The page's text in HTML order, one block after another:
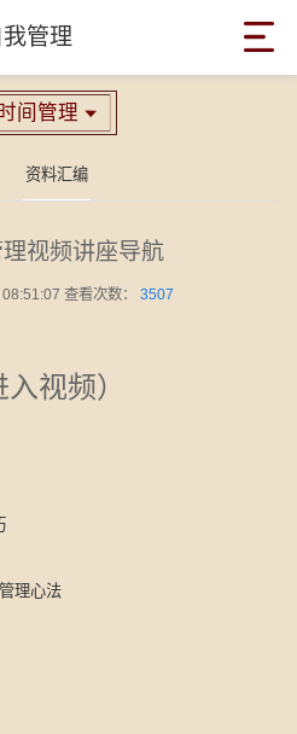
我管理
间管理 
资料汇编
视频讲座导航
查看次数： 3507
视频）
理心法